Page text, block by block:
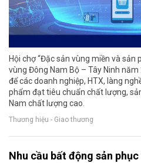
Hội chợ “Đặc sản vùng miền và
vùng Đông Nam Bộ – Tây Ninh
để các doanh nghiệp, HTX, làng
phẩm đạt tiêu chuẩn chất lượng,
Nam chất lượng cao.
Thương hiệu - Giao thương
Nhu cầu bất động sản